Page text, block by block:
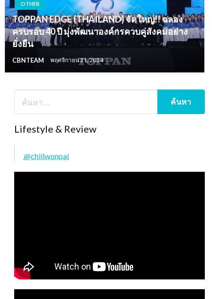
OTHER
TOPPAN EDGE (THAILAND) จัดใหญ่!! ฉลอง
ครบรอบ 40 ปี มุ่งพัฒนาองค์กรควบคู่สังคมอย่าง
ยั่งยืน
CBNTEAM พฤศจิกายน 21, 2024
Lifestyle & Review
@chillwonpai